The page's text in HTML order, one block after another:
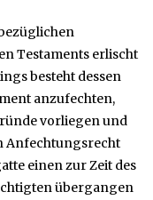
Testaments erlischt
besteht dessen
anzufechten,
vorliegen und
Anfechtungsrecht
einen zur Zeit des
übergangen